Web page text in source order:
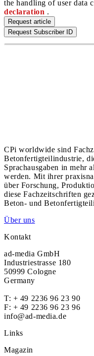
the handling of user data
declaration .
Request article
Request Subscriber ID
CPi worldwide sind
Betonfertigteilindustrie,
Sprachausgaben in mehr
werden. Mit ihrer
über Forschung,
diese Fachzeitschriften
Beton- und
Über uns
Kontakt
ad-media GmbH
Industriestrasse 180
50999 Cologne
Germany
T: + 49 2236 96 23 90
F: + 49 2236 96 23 96
info@ad-media.de
Links
Magazin